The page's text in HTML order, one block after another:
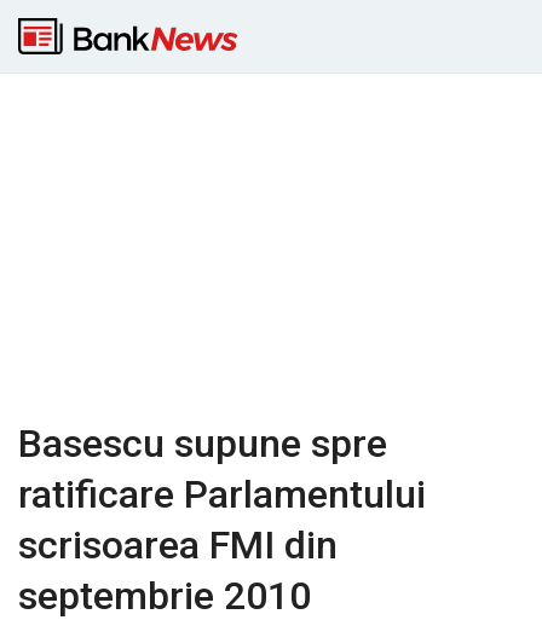
Basescu supune spre
ratificare Parlamentului
scrisoarea FMI din
septembrie 2010